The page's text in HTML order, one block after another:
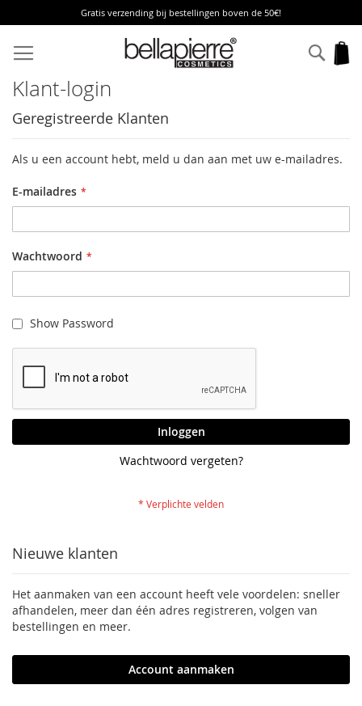
Gratis verzending bij bestellingen boven de 50€!
naar
de
inhoud
Zoek
Klant-login
Geregistreerde Klanten
Als u een account hebt, meld u dan aan met uw e-mailadres.
E-mailadres
Wachtwoord
Show Password
Inloggen
Wachtwoord vergeten?
Nieuwe klanten
Het aanmaken van een account heeft vele voordelen: sneller
afhandelen, meer dan één adres registreren, volgen van
bestellingen en meer.
Account aanmaken